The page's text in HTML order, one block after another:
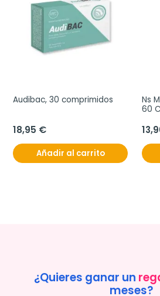
Audibac, 30 comprimidos
18,95 €
Añadir al carrito
Ns
60
¿Quieres ganar un
meses?